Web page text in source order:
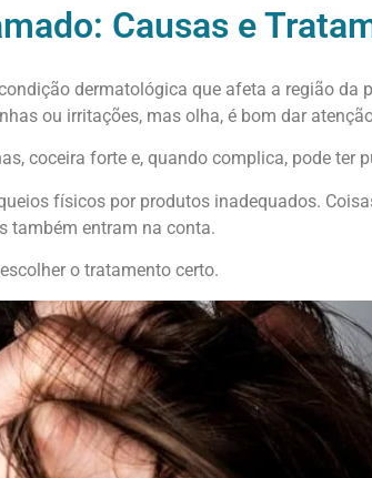
Causas e
dermatológica que afeta a região da
ou irritações, mas olha, é bom dar
coceira forte e, quando complica, pode ter
físicos por produtos inadequados.
também entram na conta.
o tratamento certo.